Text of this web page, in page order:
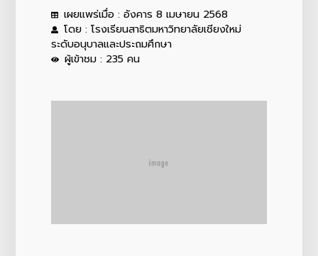
เผยแพร่เมื่อ : อังคาร 8 เมษายน 2568
โดย : โรงเรียนสาธิตมหาวิทยาลัยเชียงใหม่
ระดับอนุบาลและประถมศึกษา
ผู้เข้าชม : 235 คน